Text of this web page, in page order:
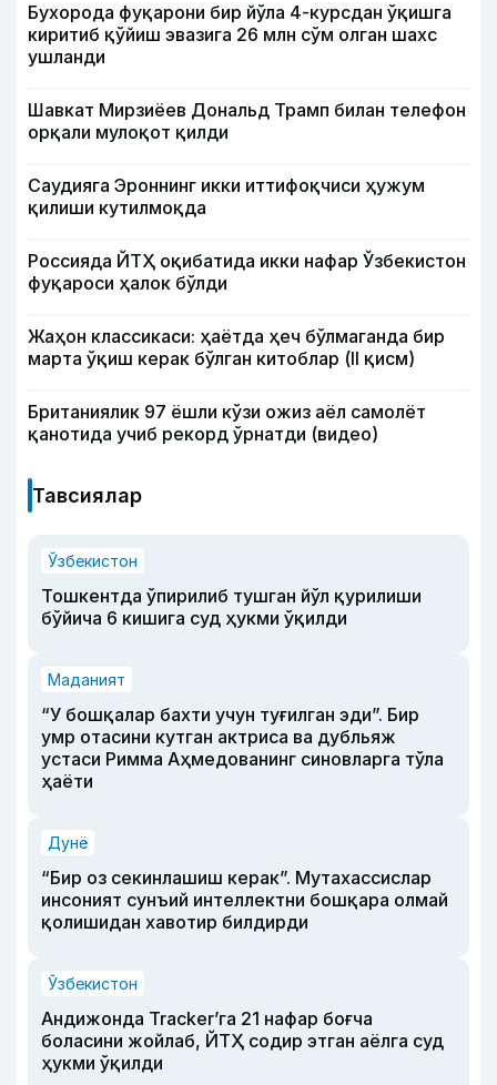
Бухорода фуқарони бир йўла 4-курсдан ўқишга
киритиб қўйиш эвазига 26 млн сўм олган шахс
ушланди
Шавкат Мирзиёев Дональд Трамп билан телефон
орқали мулоқот қилди
Саудияга Эроннинг икки иттифоқчиси ҳужум
қилиши кутилмоқда
Россияда ЙТҲ оқибатида икки нафар Ўзбекистон
фуқароси ҳалок бўлди
Жаҳон классикаси: ҳаётда ҳеч бўлмаганда бир
марта ўқиш керак бўлган китоблар (II қисм)
Британиялик 97 ёшли кўзи ожиз аёл самолёт
қанотида учиб рекорд ўрнатди (видео)
Тавсиялар
Ўзбекистон
Тошкентда ўпирилиб тушган йўл қурилиши
бўйича 6 кишига суд ҳукми ўқилди
Маданият
“У бошқалар бахти учун туғилган эди”. Бир
умр отасини кутган актриса ва дубльяж
устаси Римма Аҳмедованинг синовларга тўла
ҳаёти
Дунё
“Бир оз секинлашиш керак”. Мутахассислар
инсоният сунъий интеллектни бошқара олмай
қолишидан хавотир билдирди
Ўзбекистон
Андижонда Tracker’га 21 нафар боғча
боласини жойлаб, ЙТҲ содир этган аёлга суд
ҳукми ўқилди